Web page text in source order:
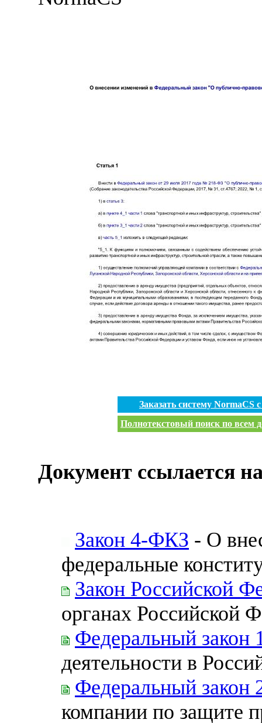
Заказать систему
Полнотекстовый поиск по всем
Документ ссылается
Закон 4-ФКЗ - О
федеральные
Закон Российской
органах Российской
Федеральный закон
деятельности в
Федеральный закон
компании по защите